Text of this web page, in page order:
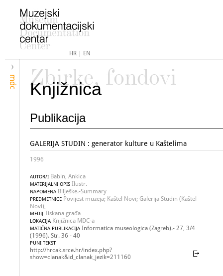
HR| EN
mdc
Zbirke, fondovi
Knjižnica
Publikacija
GALERIJA STUDIN : generator kulture u Kaštelima
1996
AUTOR/I Babin, Ankica
MATERIJALNI OPIS Ilustr.
NAPOMENA Bilješke.-Summary
PREDMETNICE Povijest muzeja; Kaštel Novi; Galerija Studin (Kaštel
Novi),
MEDIJ Tiskana građa
LOKACIJA Knjižnica MDC-a
MATIČNA PUBLIKACIJA Informatica museologica (Zagreb).- 27, 3/4
(1996). Str. 36 - 40
PUNI TEKST
http://hrcak.srce.hr/index.php?
show=clanak&id_clanak_jezik=211160